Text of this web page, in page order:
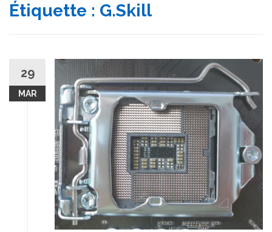
Étiquette : G.Skill
29
MAR